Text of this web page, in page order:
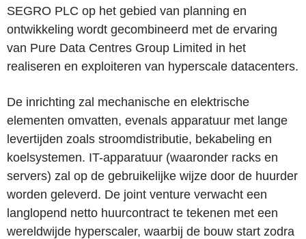
SEGRO PLC op het gebied van planning en
ontwikkeling wordt gecombineerd met de ervaring
van Pure Data Centres Group Limited in het
realiseren en exploiteren van hyperscale datacenters.
De inrichting zal mechanische en elektrische
elementen omvatten, evenals apparatuur met lange
levertijden zoals stroomdistributie, bekabeling en
koelsystemen. IT-apparatuur (waaronder racks en
servers) zal op de gebruikelijke wijze door de huurder
worden geleverd. De joint venture verwacht een
langlopend netto huurcontract te tekenen met een
wereldwijde hyperscaler, waarbij de bouw start zodra